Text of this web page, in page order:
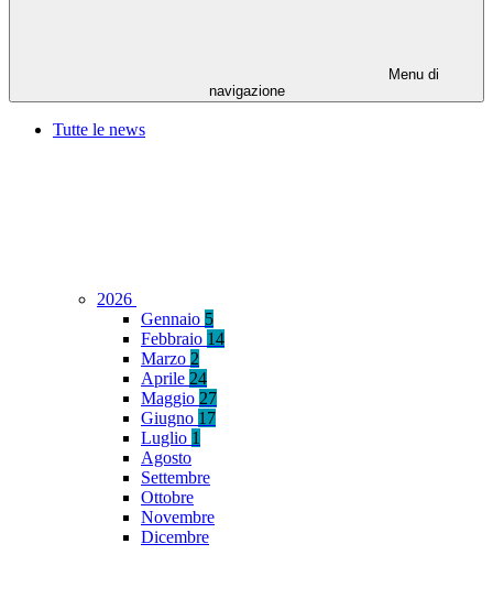
Menu di
navigazione
Tutte le news
2026
Gennaio 5
Febbraio 14
Marzo 2
Aprile 24
Maggio 27
Giugno 17
Luglio 1
Agosto
Settembre
Ottobre
Novembre
Dicembre